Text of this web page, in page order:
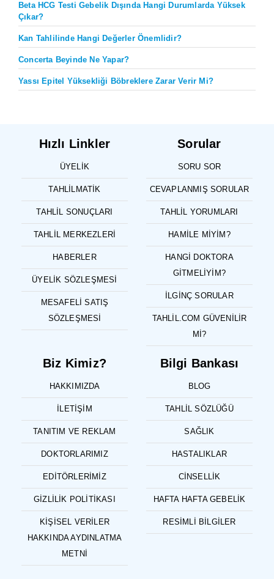
Beta HCG Testi Gebelik Dışında Hangi Durumlarda Yüksek
Çıkar?
Kan Tahlilinde Hangi Değerler Önemlidir?
Concerta Beyinde Ne Yapar?
Yassı Epitel Yüksekliği Böbreklere Zarar Verir Mi?
Hızlı Linkler
ÜYELIK
TAHLILMATIK
TAHLIL SONUÇLARI
TAHLIL MERKEZLERI
HABERLER
ÜYELIK SÖZLEŞMESI
MESAFELI SATIŞ
SÖZLEŞMESI
Sorular
SORU SOR
CEVAPLANMIŞ SORULAR
TAHLIL YORUMLARI
HAMILE MIYIM?
HANGI DOKTORA
GITMELIYIM?
İLGINÇ SORULAR
TAHLIL.COM GÜVENILIR
MI?
Biz Kimiz?
HAKKIMIZDA
İLETIŞIM
TANITIM VE REKLAM
DOKTORLARIMIZ
EDITÖRLERIMIZ
GIZLILIK POLITIKASI
KIŞISEL VERILER
HAKKINDA AYDINLATMA
METNI
Bilgi Bankası
BLOG
TAHLIL SÖZLÜĞÜ
SAĞLIK
HASTALIKLAR
CINSELLIK
HAFTA HAFTA GEBELIK
RESIMLI BILGILER